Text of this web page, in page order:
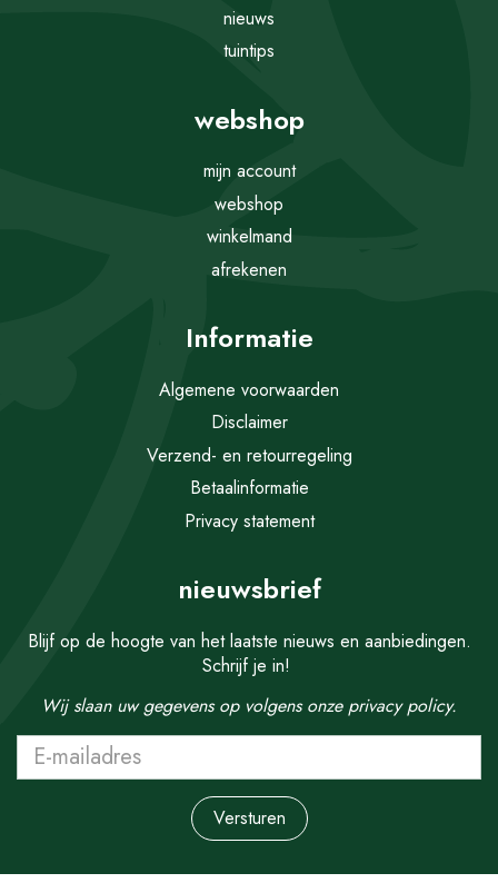
nieuws
tuintips
webshop
mijn account
webshop
winkelmand
afrekenen
Informatie
Algemene voorwaarden
Disclaimer
Verzend- en retourregeling
Betaalinformatie
Privacy statement
nieuwsbrief
Blijf op de hoogte van het laatste nieuws en aanbiedingen.
Schrijf je in!
Wij slaan uw gegevens op volgens onze privacy policy.